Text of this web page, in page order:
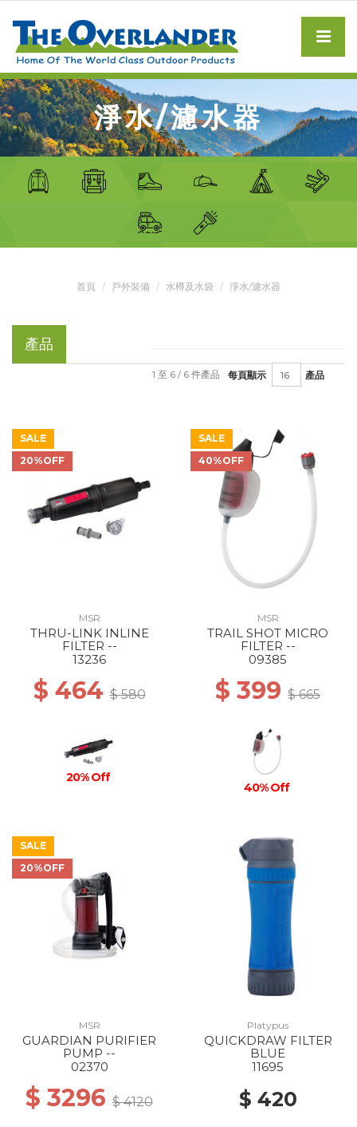
淨水/濾水器
首頁 戶外裝備 水樽及水袋 淨水/濾水器
產品
每頁顯示 產品
1 至 6 / 6 件產品
SALE
20%OFF
MSR
THRU-LINK INLINE
FILTER --
13236
$ 464$ 580
20% Off
SALE
40%OFF
MSR
TRAIL SHOT MICRO
FILTER --
09385
$ 399 $ 665
40% Off
SALE
20%OFF
MSR
GUARDIAN PURIFIER
PUMP --
02370
$ 3296 $ 4120
Platypus
QUICKDRAW FILTER
BLUE
11695
$ 420